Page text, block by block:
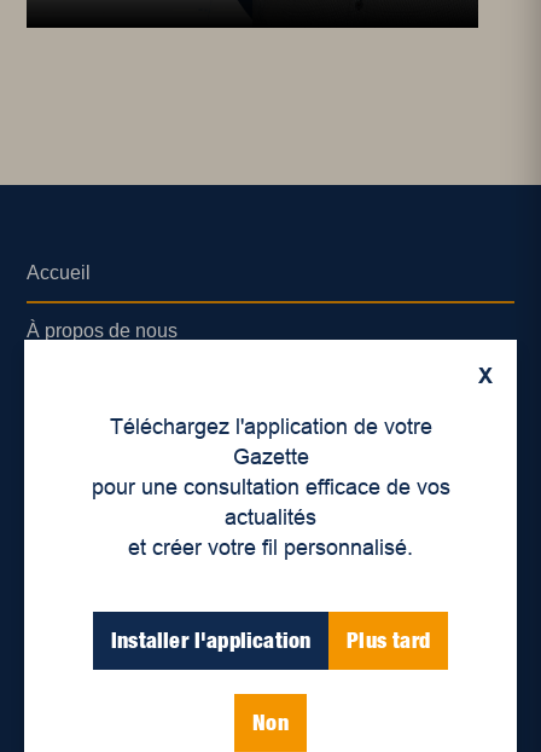
X
Téléchargez l'application de votre
Gazette
pour une consultation efficace de vos
actualités
et créer votre fil personnalisé.
Installer l'application Plus tard
Non
Accueil
À propos de nous
Lieux de distribution